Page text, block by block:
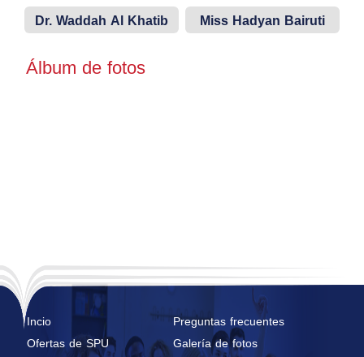
construcción
n
Dr. Waddah Al Khatib Miss Hadyan Bairuti
Álbum de fotos
Incio
Preguntas frecuentes
Ofertas de SPU
Galería de fotos